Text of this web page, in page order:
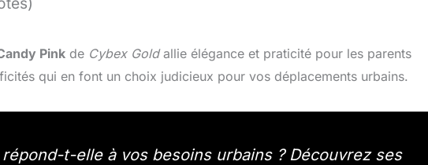
Pink de Cybex Goldallie élégance et praticité pour les parents
qui en font un choix judicieux pour vos déplacements urbains.
t-elle à vos besoins urbains ? Découvrez ses